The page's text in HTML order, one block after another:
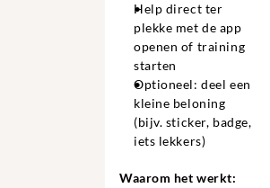
Help direct ter
plekke met de app
openen of training
starten
Optioneel: deel een
kleine beloning
(bijv. sticker, badge,
iets lekkers)
Waarom het werkt: